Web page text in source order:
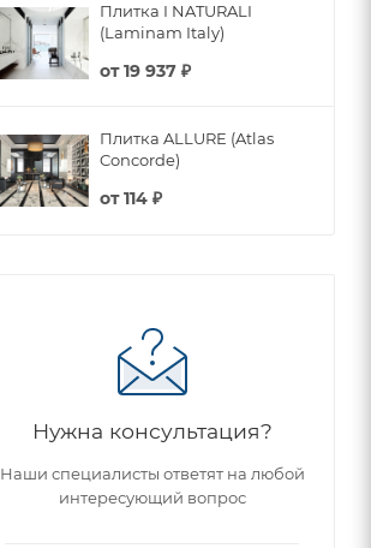
Плитка I NATURALI
(Laminam Italy)
от19 937 ₽
Плитка ALLURE (Atlas
Concorde)
от114 ₽
Нужна консультация?
Наши специалисты ответят на любой
интересующий вопрос